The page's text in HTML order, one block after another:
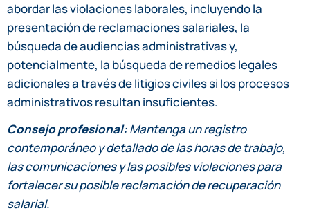
abordar las violaciones laborales, incluyendo la
presentación de reclamaciones salariales, la
búsqueda de audiencias administrativas y,
potencialmente, la búsqueda de remedios legales
adicionales a través de litigios civiles si los procesos
administrativos resultan insuficientes.
Consejo profesional:Mantenga un registro
contemporáneo y detallado de las horas de trabajo,
las comunicaciones y las posibles violaciones para
fortalecer su posible reclamación de recuperación
salarial.